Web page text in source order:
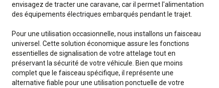
envisagez de tracter une caravane, car il permet l'alimentation
des équipements électriques embarqués pendant le trajet.
Pour une utilisation occasionnelle, nous installons un faisceau
universel. Cette solution économique assure les fonctions
essentielles de signalisation de votre attelage tout en
préservant la sécurité de votre véhicule. Bien que moins
complet que le faisceau spécifique, il représente une
alternative fiable pour une utilisation ponctuelle de votre